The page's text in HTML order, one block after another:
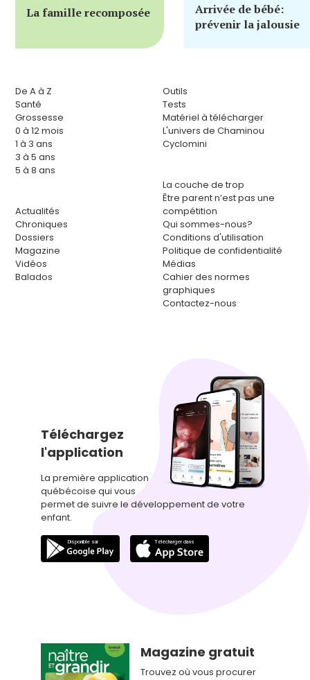
La famille recomposée
Arrivée de bébé:
prévenir la jalousie
De A à Z
Santé
Grossesse
0 à 12 mois
1 à 3 ans
3 à 5 ans
5 à 8 ans
Actualités
Chroniques
Dossiers
Magazine
Vidéos
Balados
Outils
Tests
Matériel à télécharger
L'univers de Chaminou
Cyclomini
La couche de trop
Être parent n’est pas une
compétition
Qui sommes-nous?
Conditions d'utilisation
Politique de confidentialité
Médias
Cahier des normes
graphiques
Contactez-nous
Téléchargez
l'application
La première application
québécoise qui vous
permet de suivre le développement de votre
enfant.
Magazine gratuit
Trouvez où vous procurer